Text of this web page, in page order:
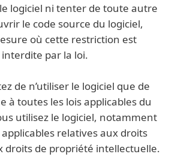
logiciel ni tenter de toute autre
le code source du logiciel,
où cette restriction est
par la loi.
de n’utiliser le logiciel que de
à toutes les lois applicables du
utilisez le logiciel, notamment
relatives aux droits
droits de propriété intellectuelle.